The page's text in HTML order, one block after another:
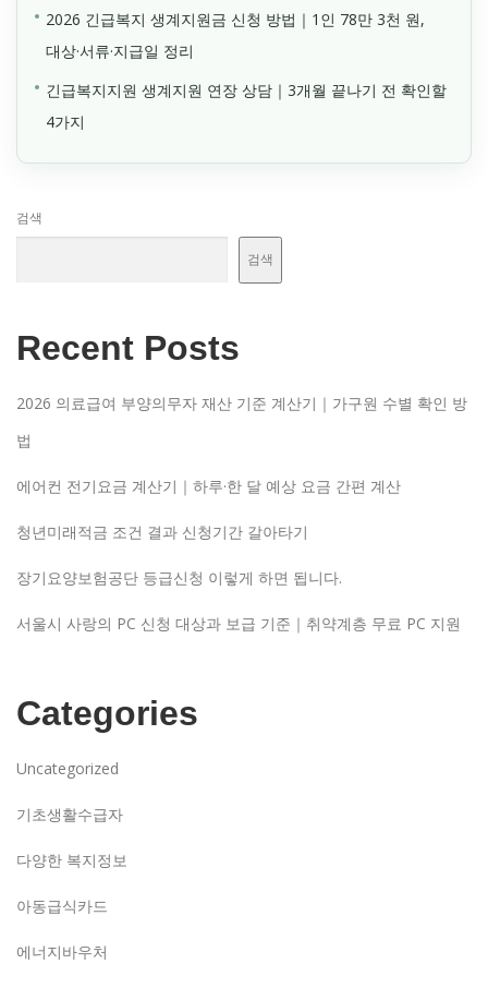
2026 긴급복지 생계지원금 신청 방법｜1인 78만 3천 원,
대상·서류·지급일 정리
긴급복지지원 생계지원 연장 상담｜3개월 끝나기 전 확인할
4가지
검색
검색
Recent Posts
2026 의료급여 부양의무자 재산 기준 계산기｜가구원 수별 확인 방
법
에어컨 전기요금 계산기｜하루·한 달 예상 요금 간편 계산
청년미래적금 조건 결과 신청기간 갈아타기
장기요양보험공단 등급신청 이렇게 하면 됩니다.
서울시 사랑의 PC 신청 대상과 보급 기준｜취약계층 무료 PC 지원
Categories
Uncategorized
기초생활수급자
다양한 복지정보
아동급식카드
에너지바우처